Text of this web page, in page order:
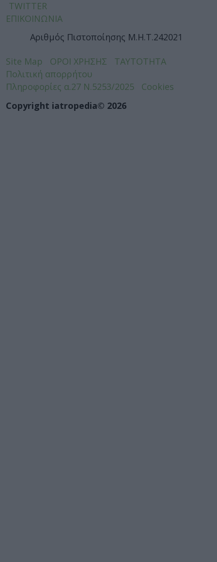
TWITTER
ΕΠΙΚΟΙΝΩΝΙΑ
Αριθμός Πιστοποίησης Μ.Η.Τ.242021
Site Map ΟΡΟΙ ΧΡΗΣΗΣ
ΤΑΥΤΟΤΗΤΑ
Πολιτική απορρήτου
Πληροφορίες α.27 Ν.5253/2025
Cookies
Copyright iatropedia© 2026